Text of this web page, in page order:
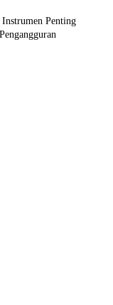
Penting